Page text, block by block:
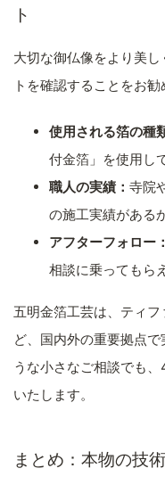
ト
大切な御仏像をより美
トを確認することをお勧
使用される箔の種
付金箔」を使用し
職人の実績： 寺院
の施工実績があるか
アフターフォロー：
相談に乗ってもら
五明金箔工芸は、ティ
ど、国内外の重要拠点
うな小さなご相談でも
いたします。
まとめ：本物の技